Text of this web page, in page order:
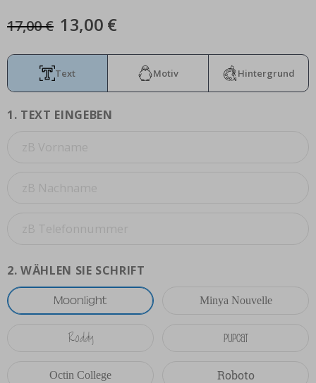
Text Motiv Hintergrund
1. TEXT EINGEBEN
2. WÄHLEN SIE SCHRIFT
Moonlight Minya Nouvelle
Roddy Pupcat
Octin College Roboto
17,00 € 13,00 €